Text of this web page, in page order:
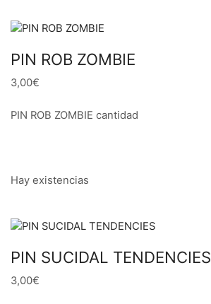
PIN ROB ZOMBIE
3,00€
PIN ROB ZOMBIE cantidad
Hay existencias
PIN SUCIDAL TENDENCIES
3,00€